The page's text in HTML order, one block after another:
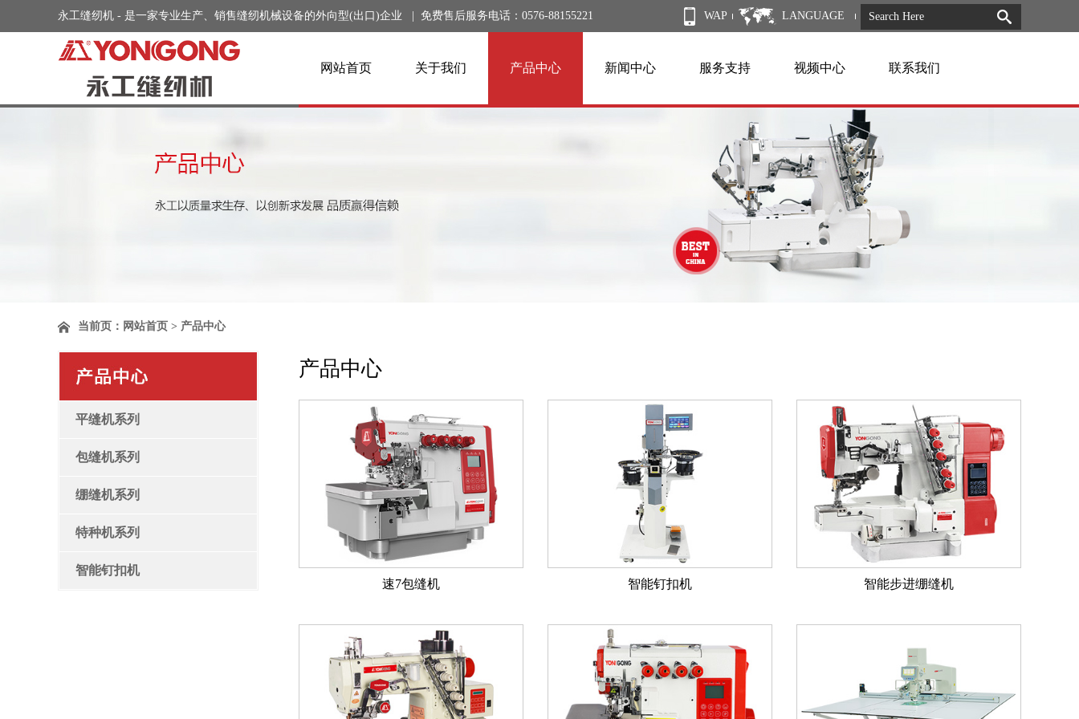
WAP LANGUAGE
永工缝纫机 - 是一家专业生产、销售缝纫机械设备的外向型(出口)企业 | 免费售后服务电话：0576-88155221
网站首页 关于我们 产品中心 新闻中心 服务支持 视频中心 联系我们
当前页： 网站首页 > 产品中心
平缝机系列
包缝机系列
绷缝机系列
特种机系列
智能钉扣机
产品中心
速7包缝机 智能钉扣机 智能步进绷缝机